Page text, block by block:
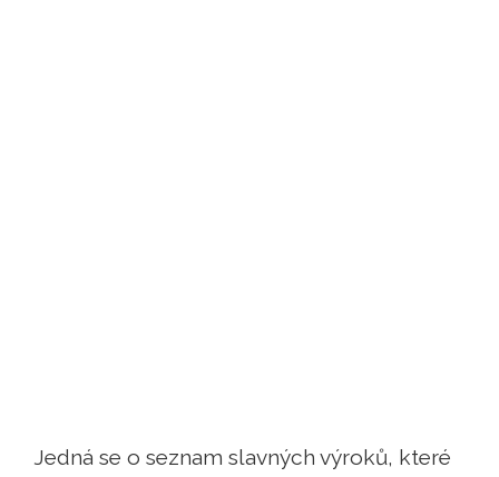
Jedná se o seznam slavných výroků, které